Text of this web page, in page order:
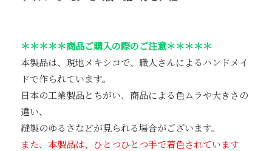
＊＊＊＊＊商品ご購入の際のご注意＊＊＊＊＊
本製品は、現地メキシコで、職人さんによるハンドメイ
ドで作られています。
日本の工業製品とちがい、商品による色ムラや大きさの
違い、
縫製のゆるさなどが見られる場合がございます。
また、本製品は、ひとつひとつ手で着色されています